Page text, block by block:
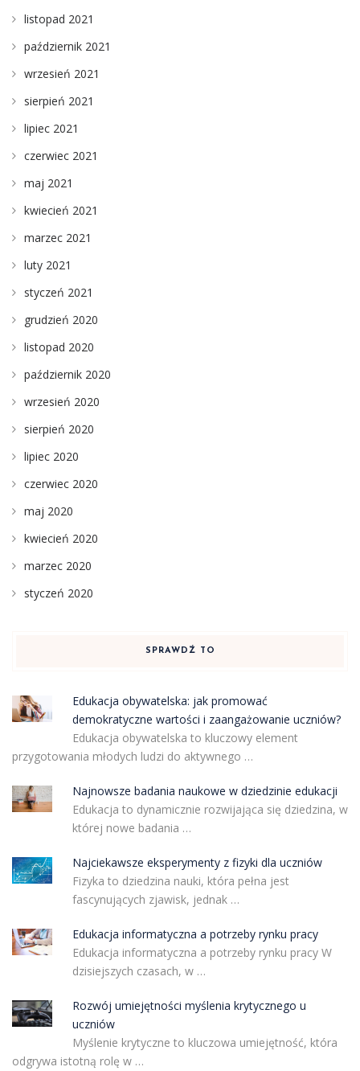
listopad 2021
październik 2021
wrzesień 2021
sierpień 2021
lipiec 2021
czerwiec 2021
maj 2021
kwiecień 2021
marzec 2021
luty 2021
styczeń 2021
grudzień 2020
listopad 2020
październik 2020
wrzesień 2020
sierpień 2020
lipiec 2020
czerwiec 2020
maj 2020
kwiecień 2020
marzec 2020
styczeń 2020
SPRAWDŹ TO
Edukacja obywatelska: jak promować
demokratyczne wartości i zaangażowanie uczniów?
Edukacja obywatelska to kluczowy element
przygotowania młodych ludzi do aktywnego …
Najnowsze badania naukowe w dziedzinie edukacji
Edukacja to dynamicznie rozwijająca się dziedzina, w
której nowe badania …
Najciekawsze eksperymenty z fizyki dla uczniów
Fizyka to dziedzina nauki, która pełna jest
fascynujących zjawisk, jednak …
Edukacja informatyczna a potrzeby rynku pracy
Edukacja informatyczna a potrzeby rynku pracy W
dzisiejszych czasach, w …
Rozwój umiejętności myślenia krytycznego u
uczniów
Myślenie krytyczne to kluczowa umiejętność, która
odgrywa istotną rolę w …